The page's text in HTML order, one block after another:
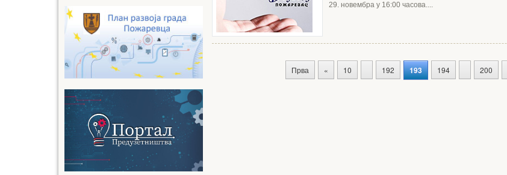
29. новембра у 16:00 часова....
Прва « 10 192 193 194 200